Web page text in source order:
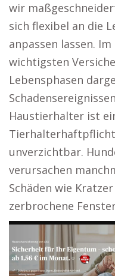
wir
sich flexibel an die
anpassen lassen.
wichtigsten
Lebensphasen
Haustierhalter ist
unverzichtbar.
verursachen
Schäden wie
zerbrochene